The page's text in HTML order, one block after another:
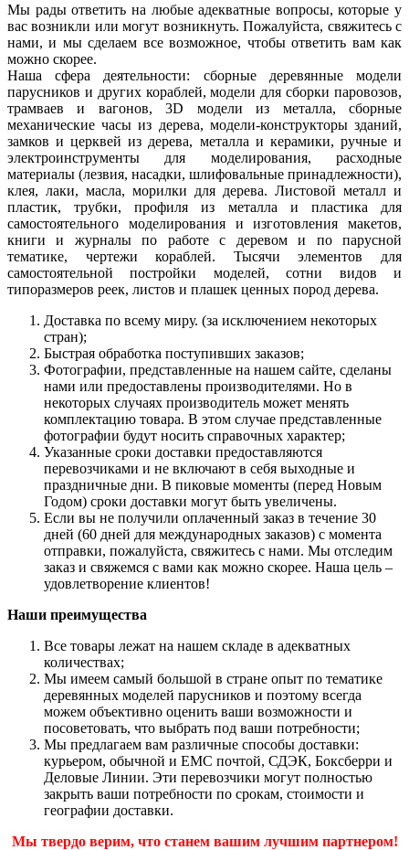
Мы рады ответить на любые адекватные вопросы, которые у
вас возникли или могут возникнуть. Пожалуйста, свяжитесь с
нами, и мы сделаем все возможное, чтобы ответить вам как
можно скорее.
Наша сфера деятельности: сборные деревянные модели
парусников и других кораблей, модели для сборки паровозов,
трамваев и вагонов, 3D модели из металла, сборные
механические часы из дерева, модели-конструкторы зданий,
замков и церквей из дерева, металла и керамики, ручные и
электроинструменты для моделирования, расходные
материалы (лезвия, насадки, шлифовальные принадлежности),
клея, лаки, масла, морилки для дерева. Листовой металл и
пластик, трубки, профиля из металла и пластика для
самостоятельного моделирования и изготовления макетов,
книги и журналы по работе с деревом и по парусной
тематике, чертежи кораблей. Тысячи элементов для
самостоятельной постройки моделей, сотни видов и
типоразмеров реек, листов и плашек ценных пород дерева.
Доставка по всему миру. (за исключением некоторых
стран);
Быстрая обработка поступивших заказов;
Фотографии, представленные на нашем сайте, сделаны
нами или предоставлены производителями. Но в
некоторых случаях производитель может менять
комплектацию товара. В этом случае представленные
фотографии будут носить справочных характер;
Указанные сроки доставки предоставляются
перевозчиками и не включают в себя выходные и
праздничные дни. В пиковые моменты (перед Новым
Годом) сроки доставки могут быть увеличены.
Если вы не получили оплаченный заказ в течение 30
дней (60 дней для международных заказов) с момента
отправки, пожалуйста, свяжитесь с нами. Мы отследим
заказ и свяжемся с вами как можно скорее. Наша цель –
удовлетворение клиентов!
Наши преимущества
Все товары лежат на нашем складе в адекватных
количествах;
Мы имеем самый большой в стране опыт по тематике
деревянных моделей парусников и поэтому всегда
можем объективно оценить ваши возможности и
посоветовать, что выбрать под ваши потребности;
Мы предлагаем вам различные способы доставки:
курьером, обычной и ЕМС почтой, СДЭК, Боксберри и
Деловые Линии. Эти перевозчики могут полностью
закрыть ваши потребности по срокам, стоимости и
географии доставки.
Мы твердо верим, что станем вашим лучшим партнером!